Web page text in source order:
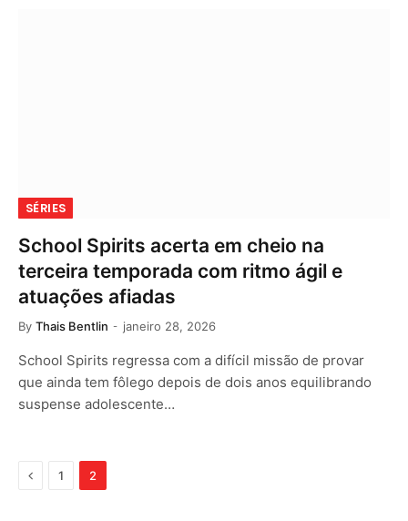
SÉRIES
School Spirits acerta em cheio na
terceira temporada com ritmo ágil e
atuações afiadas
By Thais Bentlin janeiro 28, 2026
School Spirits regressa com a difícil missão de provar
que ainda tem fôlego depois de dois anos equilibrando
suspense adolescente…
Previous
1 2